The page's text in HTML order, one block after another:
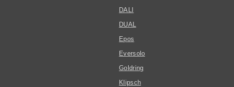
DALI
DUAL
Epos
Eversolo
Goldring
Klipsch